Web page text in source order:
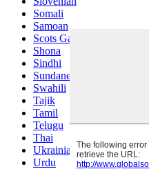
Somali
Samoan
Scots Gaelic
Shona
Sindhi
Sundanese
Swahili
Tajik
Tamil
Telugu
Thai
Ukrainian
Urdu